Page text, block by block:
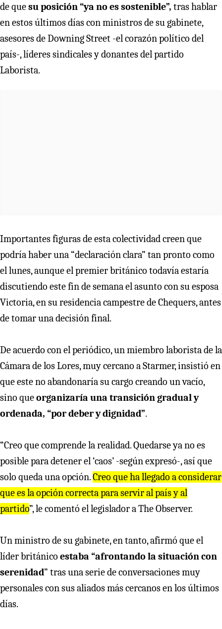
de quesu posición “ya no es sostenible”, tras hablar
en estos últimos días con ministros de su gabinete,
asesores de Downing Street -el corazón político del
país-, líderes sindicales y donantes del partido
Laborista.
Importantes figuras de esta colectividad creen que
podría haber una “declaración clara” tan pronto como
el lunes, aunque el premier británico todavía estaría
discutiendo este fin de semana el asunto con su esposa
Victoria, en su residencia campestre de Chequers, antes
de tomar una decisión final.
De acuerdo con el periódico, un miembro laborista de la
Cámara de los Lores, muy cercano a Starmer, insistió en
que este no abandonaría su cargo creando un vacío,
sino queorganizaría una transición gradual y
ordenada, “por deber y dignidad”.
“Creo que comprende la realidad. Quedarse ya no es
posible para detener el ‘caos’ -según expresó-, así que
solo queda una opción.Creo que ha llegado a considerar
que es la opción correcta para servir al país y al
partido”, le comentó el legislador a The Observer.
Un ministro de su gabinete, en tanto, afirmó que el
líder británico estaba “afrontando la situación con
serenidad” tras una serie de conversaciones muy
personales con sus aliados más cercanos en los últimos
días.